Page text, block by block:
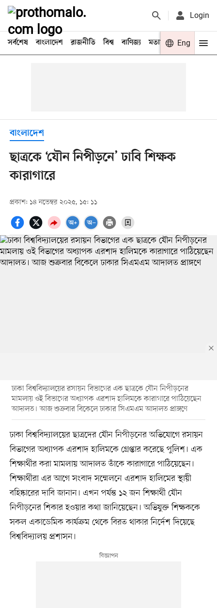
Login
সর্বশেষ বাংলাদেশ রাজনীতি বিশ্ব বাণিজ্য মতামত খেলা
Eng
বাংলাদেশ
ছাত্রকে ‘যৌন নিপীড়নে’ ঢাবি শিক্ষক
কারাগারে
প্রকাশ: ১৪ নভেম্বর ২০২৫, ১৫: ১১
ঢাকা বিশ্ববিদ্যালয়ের রসায়ন বিভাগের এক ছাত্রকে যৌন নিপীড়নের
মামলায় ওই বিভাগের অধ্যাপক এরশাদ হালিমকে কারাগারে পাঠিয়েছেন
আদালত। আজ শুক্রবার বিকেলে ঢাকার সিএমএম আদালত প্রাঙ্গণে
ঢাকা বিশ্ববিদ্যালয়ের ছাত্রদের যৌন নিপীড়নের অভিযোগে রসায়ন
বিভাগের অধ্যাপক এরশাদ হালিমকে গ্রেপ্তার করেছে পুলিশ। এক
শিক্ষার্থীর করা মামলায় আদালত তাঁকে কারাগারে পাঠিয়েছেন।
শিক্ষার্থীরা এর আগে সংবাদ সম্মেলনে এরশাদ হালিমের স্থায়ী
বহিষ্কারের দাবি জানান। এখন পর্যন্ত ১২ জন শিক্ষার্থী যৌন
নিপীড়নের শিকার হওয়ার কথা জানিয়েছেন। অভিযুক্ত শিক্ষককে
সকল একাডেমিক কার্যক্রম থেকে বিরত থাকার নির্দেশ দিয়েছে
বিশ্ববিদ্যালয় প্রশাসন।